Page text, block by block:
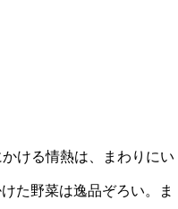
ける情熱は、まわりにい
た野菜は逸品ぞろい。ま